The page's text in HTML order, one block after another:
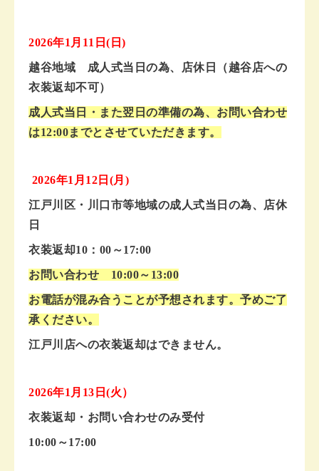
2026年1月11日(日)
越谷地域 成人式当日の為、店休日（越谷店への
衣装返却不可）
成人式当日・また翌日の準備の為、お問い合わせ
は12:00までとさせていただきます。
2026年1月12日(月)
江戸川区・川口市等地域の成人式当日の為、店休
日
衣装返却10：00～17:00
お問い合わせ 10:00～13:00
お電話が混み合うことが予想されます。予めご了
承ください。
江戸川店への衣装返却はできません。
2026年1月13日(火）
衣装返却・お問い合わせのみ受付
10:00～17:00